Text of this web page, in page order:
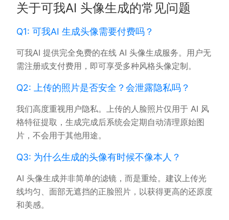
关于可我AI 头像生成的常见问题
Q1: 可我AI 生成头像需要付费吗？
可我AI 提供完全免费的在线 AI 头像生成服务。用户无
需注册或支付费用，即可享受多种风格头像定制。
Q2: 上传的照片是否安全？会泄露隐私吗？
我们高度重视用户隐私。上传的人脸照片仅用于 AI 风
格特征提取，生成完成后系统会定期自动清理原始图
片，不会用于其他用途。
Q3: 为什么生成的头像有时候不像本人？
AI 头像生成并非简单的滤镜，而是重绘。建议上传光
线均匀、面部无遮挡的正脸照片，以获得更高的还原度
和美感。